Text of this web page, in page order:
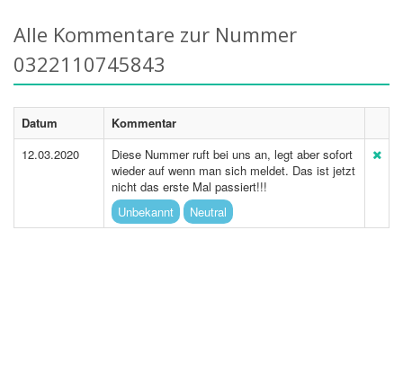
Alle Kommentare zur Nummer
0322110745843
Datum
Kommentar
12.03.2020
Diese Nummer ruft bei uns an, legt aber sofort
wieder auf wenn man sich meldet. Das ist jetzt
nicht das erste Mal passiert!!!
Unbekannt
Neutral